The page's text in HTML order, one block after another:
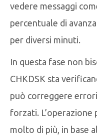
vedere messaggi
percentuale di
per diversi minuti.
In questa fase non
CHKDSK sta
può correggere
forzati. L’operazione
molto di più, in base